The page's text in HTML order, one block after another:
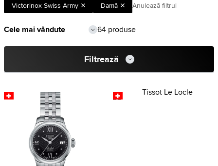
Victorinox Swiss Army
Damă Anulează filtrul
64 produse
Filtrează